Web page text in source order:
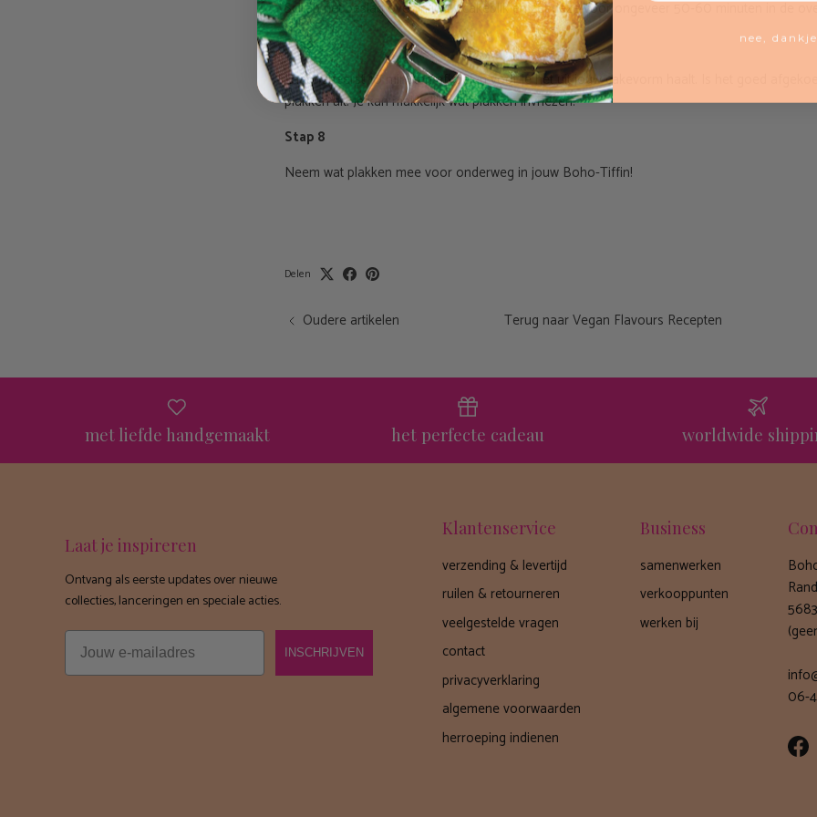
Schep het beslag over in jouw cakeblik en zet deze voor ongeveer 50-60 minuten in de
Stap 7
Laat het eerst 10 minuten afkoelen voor je het uit jouw cakevorm haalt. Is het goed
plakken uit. Je kan makkelijk wat plakken invriezen.
Stap 8
Neem wat plakken mee voor onderweg in jouw Boho-Tiffin!
Delen
Oudere artikelen Terug naar Vegan Flavours Recepten
met liefde handgemaakt het perfecte cadeau worldwide
Laat je inspireren
Ontvang als eerste updates over nieuwe
collecties, lanceringen en speciale acties.
Email
INSCHRIJVEN
Klantenservice
verzending & levertijd
ruilen & retourneren
veelgestelde vragen
contact
privacyverklaring
algemene voorwaarden
herroeping indienen
Business
samenwerken
verkooppunten
werken bij
06-
nee,